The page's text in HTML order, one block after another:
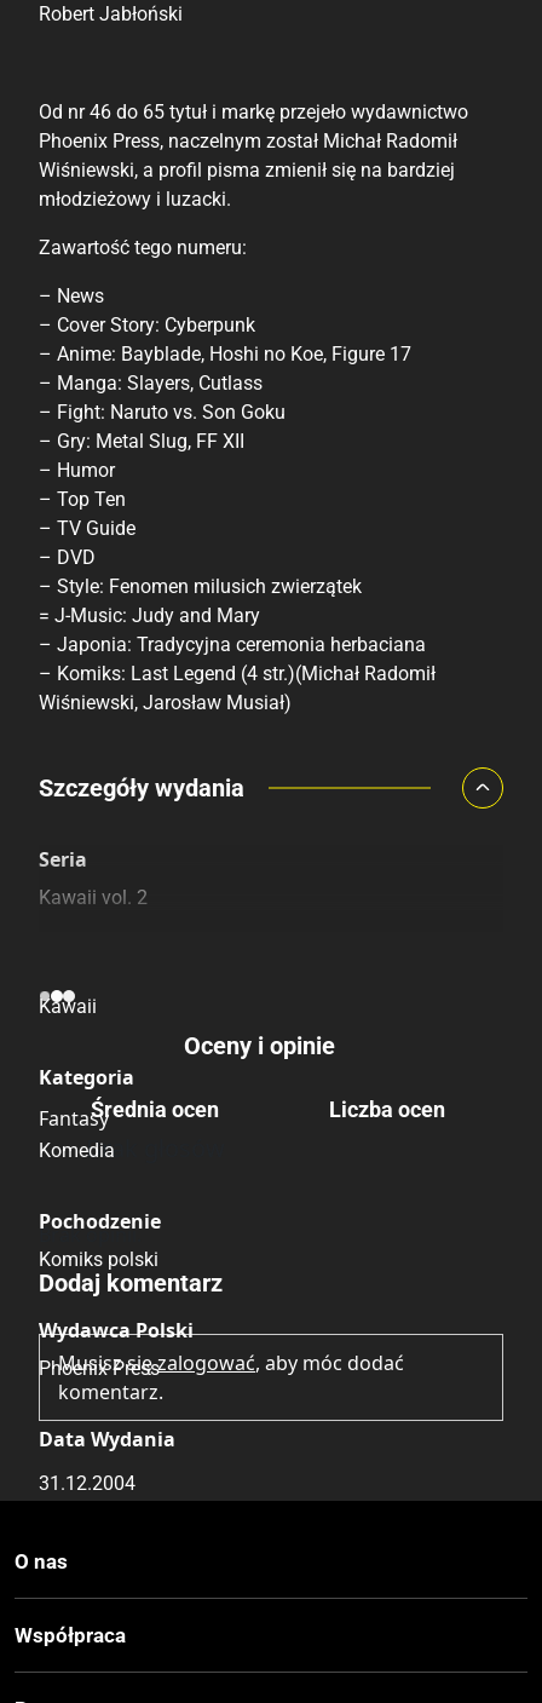
Robert Jabłoński
Od nr 46 do 65 tytuł i markę przejeło wydawnictwo
Phoenix Press, naczelnym został Michał Radomił
Wiśniewski, a profil pisma zmienił się na bardziej
młodzieżowy i luzacki.
Zawartość tego numeru:
– News
– Cover Story: Cyberpunk
– Anime: Bayblade, Hoshi no Koe, Figure 17
– Manga: Slayers, Cutlass
– Fight: Naruto vs. Son Goku
– Gry: Metal Slug, FF XII
– Humor
– Top Ten
– TV Guide
– DVD
– Style: Fenomen milusich zwierzątek
= J-Music: Judy and Mary
– Japonia: Tradycyjna ceremonia herbaciana
– Komiks: Last Legend (4 str.)(Michał Radomił
Wiśniewski, Jarosław Musiał)
Porównaj ceny
Szczegóły wydania
Seria
Kawaii vol. 2
Kawaii
Kategoria
Fantasy
Komedia
Pochodzenie
Komiks polski
Wydawca Polski
Phoenix Press
Data Wydania
31.12.2004
Druk
Oceny i opinie
Średnia ocen
Brak głosów
Liczba ocen
Brak opinii.
Dodaj komentarz
Musisz sięzalogować, aby móc dodać
komentarz.
O nas
Współpraca